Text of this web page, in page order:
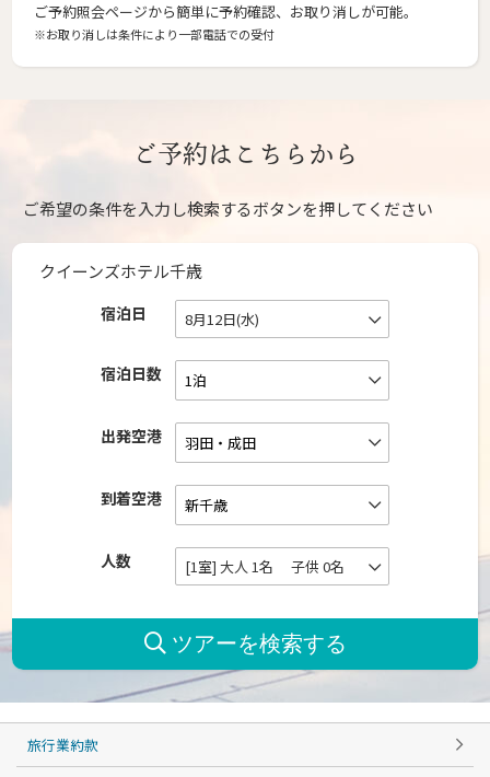
ご予約照会ページから簡単に予約確認、お取り消しが可能。
※お取り消しは条件により一部電話での受付
ご予約はこちらから
ご希望の条件を入力し検索するボタンを押してください
クイーンズホテル千歳
宿泊日 8月12日(水)
宿泊日数
出発空港
到着空港
人数 [1室] 大人 1名 子供 0名
旅行業約款